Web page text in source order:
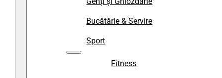
Bucătărie & Servire
Sport
Fitness